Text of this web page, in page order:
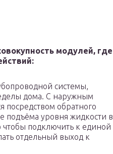
модулей, где
системы,
дома. С наружным
посредством обратного
подъёма уровня жидкости в
чтобы подключить к единой
отдельный выход к